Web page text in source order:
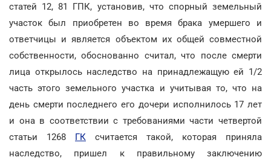
статей 12, 81 ГПК, установив, что спорный земельный
участок был приобретен во время брака умершего и
ответчицы и является объектом их общей совместной
собственности, обоснованно считал, что после смерти
лица открылось наследство на принадлежащую ей 1/2
часть этого земельного участка и учитывая то, что на
день смерти последнего его дочери исполнилось 17 лет
и она в соответствии с требованиями части четвертой
статьи 1268 ГК считается такой, которая приняла
наследство, пришел к правильному заключению